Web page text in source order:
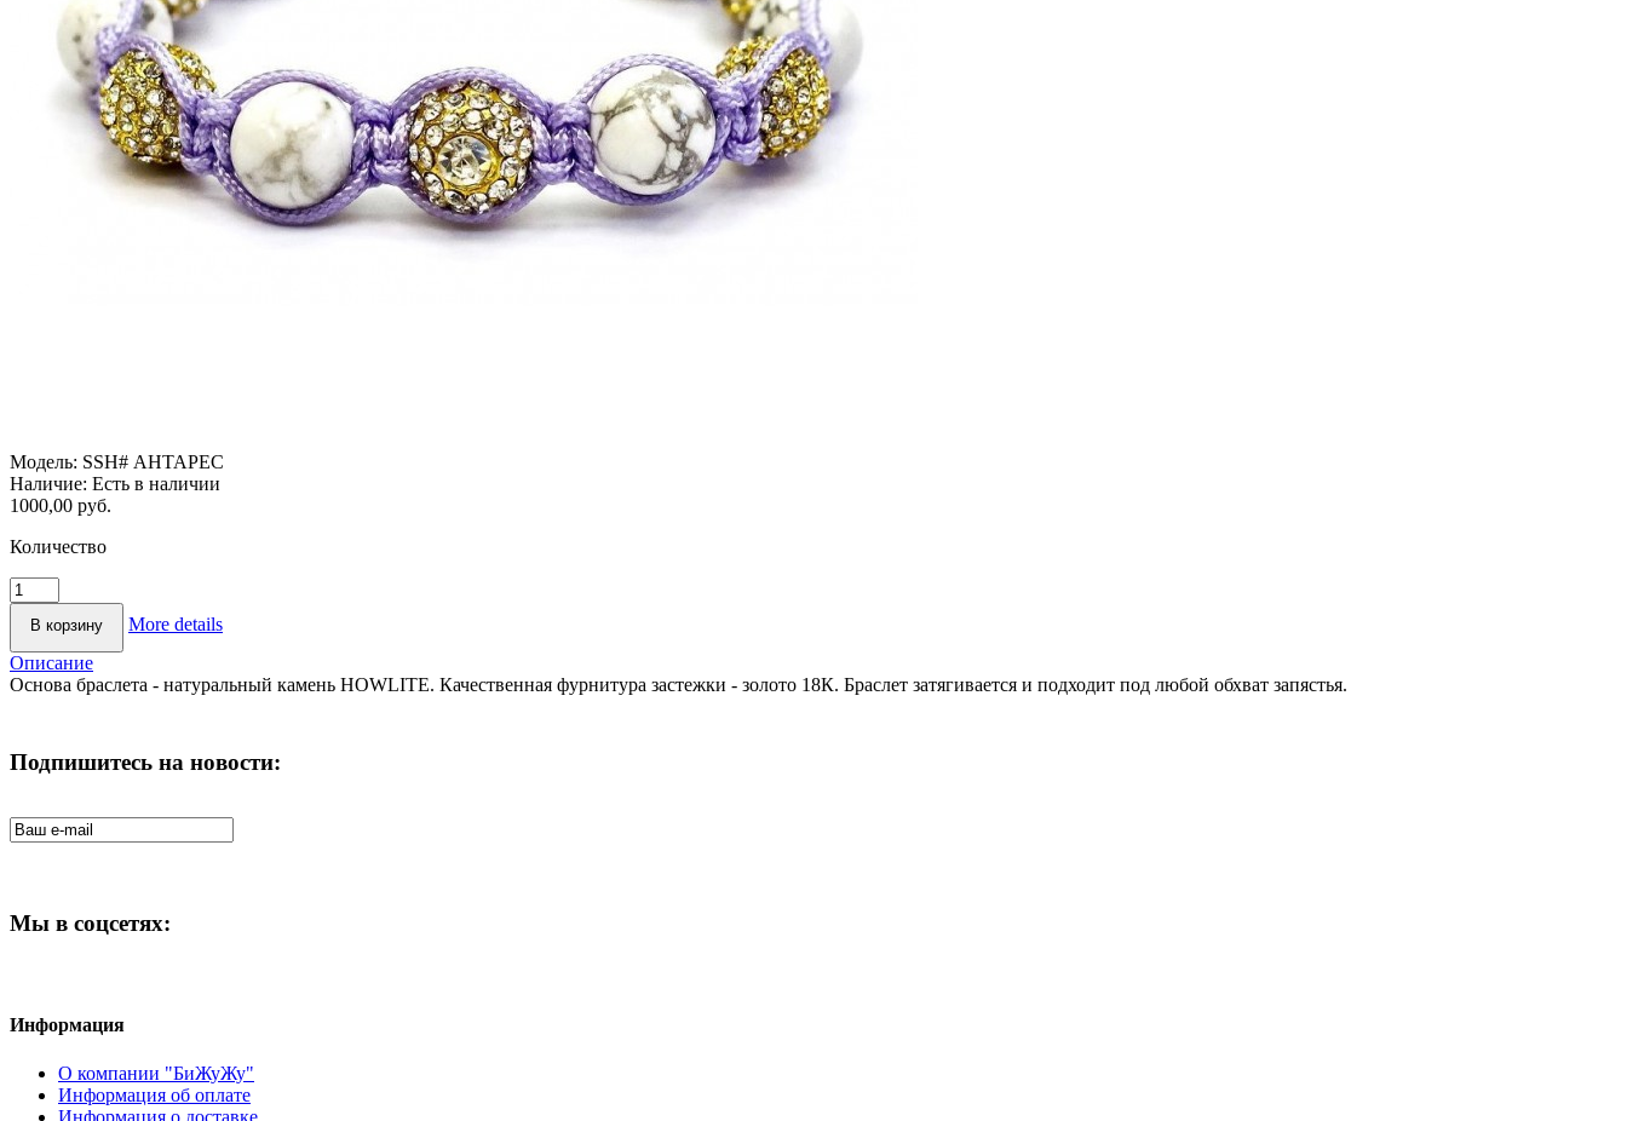
Модель: SSH# АНТАРЕС
Наличие: Есть в наличии
1000,00 руб.
Количество
More details
Описание
Основа браслета - натуральный камень HOWLITE. Качественная фурнитура застежки - золото 18К. Браслет затягивается и подходит под любой обхват запястья.
Подпишитесь на новости:
Мы в соцсетях:
Информация
О компании "БиЖуЖу"
Информация об оплате
Информация о доставке